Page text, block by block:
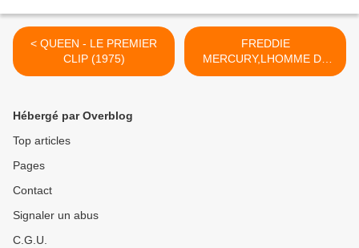
< QUEEN - LE PREMIER
CLIP (1975)
FREDDIE
MERCURY,LHOMME DE
SCENE >
Hébergé par Overblog
Top articles
Pages
Contact
Signaler un abus
C.G.U.